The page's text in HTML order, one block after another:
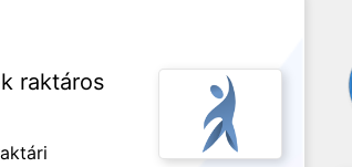
raktáros